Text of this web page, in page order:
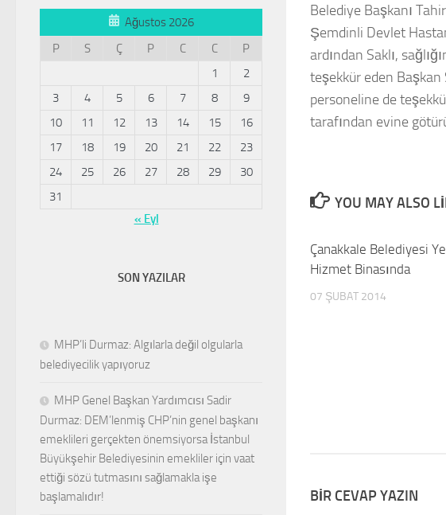
Belediye Başkanı
Şemdinli Devlet
ardından Saklı,
teşekkür eden Başkan
personeline de
tarafından evine
YOU MAY ALSO
Çanakkale Belediyesi
Hizmet Binasında
07 ŞUBAT 2014
BIR CEVAP YAZIN
Ağustos 2026
P
S Ç P C C
P
1
2
3
4 5 6 7 8
9
10
11 12 13 14 15
16
17
18 19 20 21 22
23
24
25 26 27 28 29
30
31
« Eyl
SON YAZILAR
MHP’li Durmaz: Algılarla değil olgularla
belediyecilik yapıyoruz
MHP Genel Başkan Yardımcısı Sadir
Durmaz: DEM’lenmiş CHP’nin genel başkanı
emeklileri gerçekten önemsiyorsa İstanbul
Büyükşehir Belediyesinin emekliler için vaat
ettiği sözü tutmasını sağlamakla işe
başlamalıdır!